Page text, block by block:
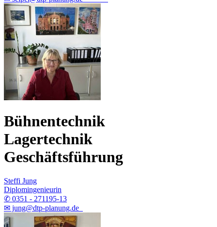
Bühnentechnik
Lagertechnik
Geschäftsführung
Steffi Jung
Diplomingenieurin
✆ 0351 - 271195-13
✉ jung@dtp-planung.de